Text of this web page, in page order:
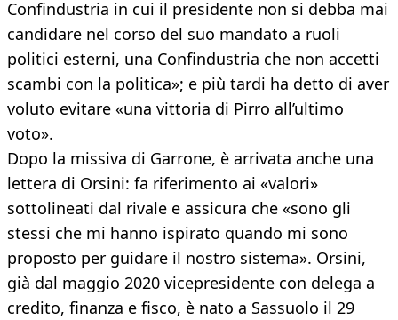
Confindustria in cui il presidente non si debba mai
candidare nel corso del suo mandato a ruoli
politici esterni, una Confindustria che non accetti
scambi con la politica»; e più tardi ha detto di aver
voluto evitare «una vittoria di Pirro all’ultimo
voto».
Dopo la missiva di Garrone, è arrivata anche una
lettera di Orsini: fa riferimento ai «valori»
sottolineati dal rivale e assicura che «sono gli
stessi che mi hanno ispirato quando mi sono
proposto per guidare il nostro sistema». Orsini,
già dal maggio 2020 vicepresidente con delega a
credito, finanza e fisco, è nato a Sassuolo il 29